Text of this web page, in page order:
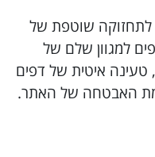
לתחזוקה שוטפת של
למגוון שלם של
טעינה איטית של דפים
האבטחה של האתר.